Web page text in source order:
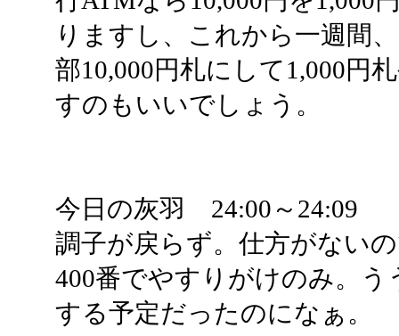
りますし、これから一週間
部10,000円札にして1,000円
すのもいいでしょう。
今日の灰羽 24:00～24:09
調子が戻らず。仕方がない
400番でやすりがけのみ。
する予定だったのになぁ。